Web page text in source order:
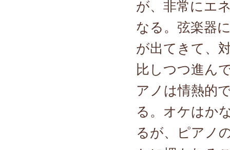
が、非常にエ
なる。弦楽器
が出てきて、
比しつつ進ん
アノは情熱的
る。オケはか
るが、ピアノ